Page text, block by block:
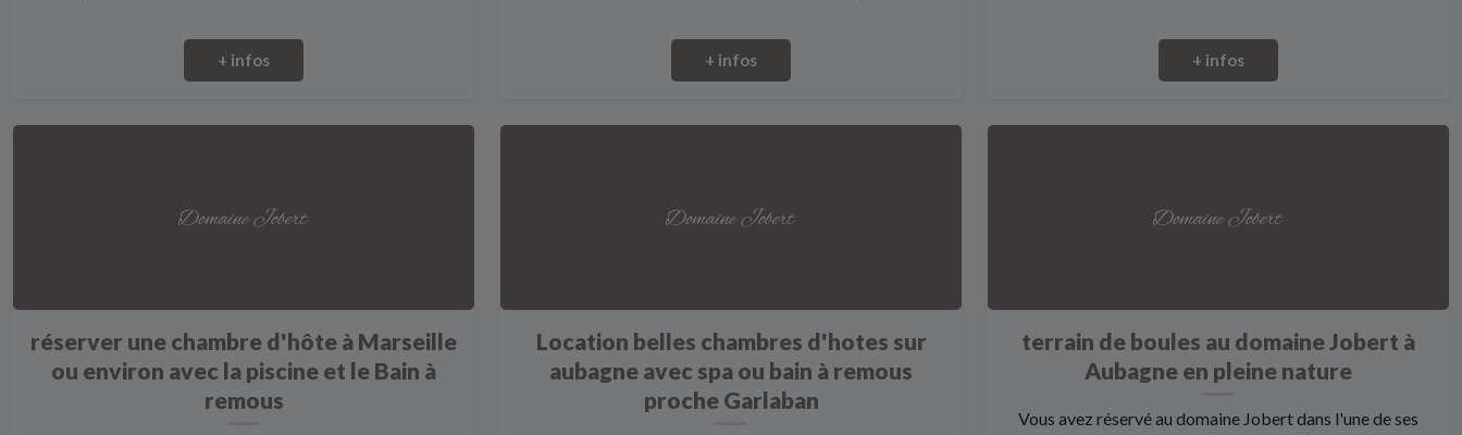
+ infos + infos + infos
réserver une chambre d'hôte à Marseille
ou environ avec la piscine et le Bain à
remous
Location belles chambres d'hotes sur
aubagne avec spa ou bain à remous
proche Garlaban
terrain de boules au domaine Jobert à
Aubagne en pleine nature
Vous avez réservé au domaine Jobert dans l'une de ses